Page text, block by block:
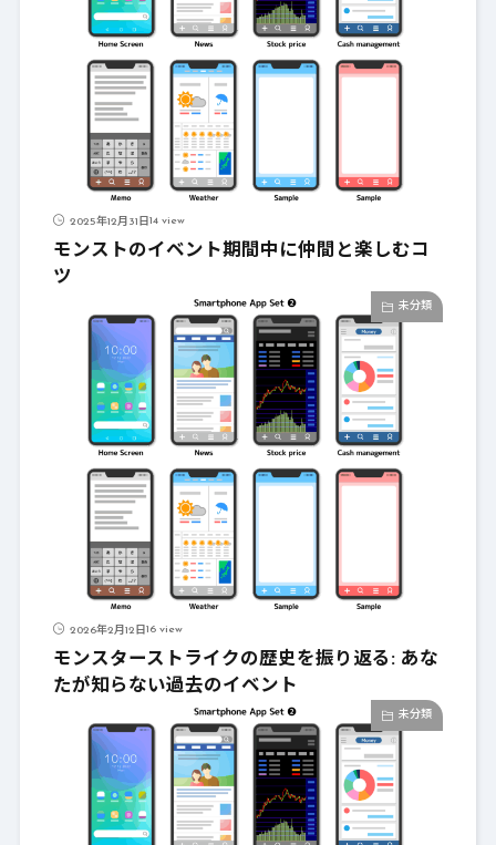
2025年12月31日14 view
モンストのイベント期間中に仲間と楽しむコ
ツ
未分類
2026年2月12日16 view
モンスターストライクの歴史を振り返る: あな
たが知らない過去のイベント
未分類